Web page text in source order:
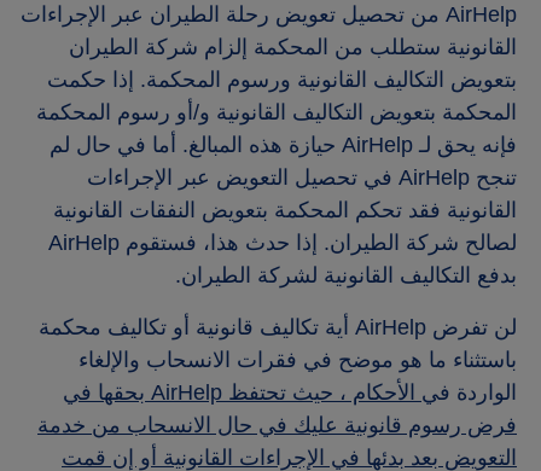
AirHelp من تحصيل تعويض رحلة الطيران عبر الإجراءات
القانونية ستطلب من المحكمة إلزام شركة الطيران
بتعويض التكاليف القانونية ورسوم المحكمة. إذا حكمت
المحكمة بتعويض التكاليف القانونية و/أو رسوم المحكمة
فإنه يحق لـ AirHelp حيازة هذه المبالغ. أما في حال لم
تنجح AirHelp في تحصيل التعويض عبر الإجراءات
القانونية فقد تحكم المحكمة بتعويض النفقات القانونية
لصالح شركة الطيران. إذا حدث هذا، فستقوم AirHelp
بدفع التكاليف القانونية لشركة الطيران.
لن تفرض AirHelp أية تكاليف قانونية أو تكاليف محكمة
باستثناء ما هو موضح في فقرات الانسحاب والإلغاء
الواردة في الأحكام
، حيث تحتفظ AirHelp بحقها في
فرض رسوم قانونية عليك في حال الانسحاب من خدمة
التعويض بعد بدئها في الإجراءات القانونية أو إن قمت